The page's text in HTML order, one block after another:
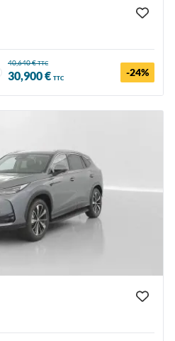
40,640 €TTC
30,900 € TTC -24%